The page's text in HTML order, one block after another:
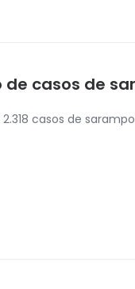
casos de
casos de